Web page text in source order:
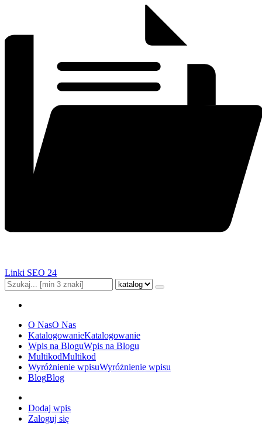
Linki SEO 24
O NasO Nas
KatalogowanieKatalogowanie
Wpis na BloguWpis na Blogu
MultikodMultikod
Wyróżnienie wpisuWyróżnienie wpisu
BlogBlog
Dodaj wpis
Zaloguj się